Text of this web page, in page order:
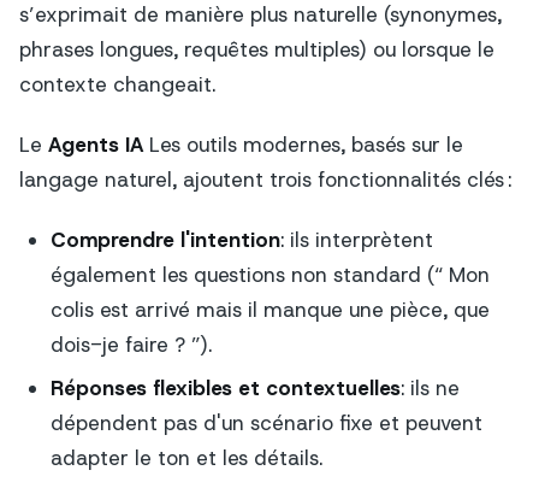
s’exprimait de manière plus naturelle (synonymes,
phrases longues, requêtes multiples) ou lorsque le
contexte changeait.
Le Agents IALes outils modernes, basés sur le
langage naturel, ajoutent trois fonctionnalités clés :
Comprendre l'intention: ils interprètent
également les questions non standard (“ Mon
colis est arrivé mais il manque une pièce, que
dois-je faire ? ”).
Réponses flexibles et contextuelles: ils ne
dépendent pas d'un scénario fixe et peuvent
adapter le ton et les détails.